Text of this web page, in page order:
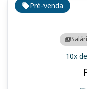
Pré-venda
10x de